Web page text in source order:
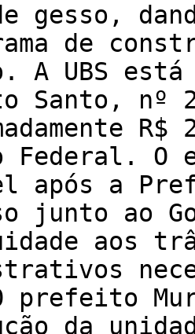
gesso,
de
A UBS está
Santo, nº
Federal. O
após a
junto ao
aos
prefeito
da